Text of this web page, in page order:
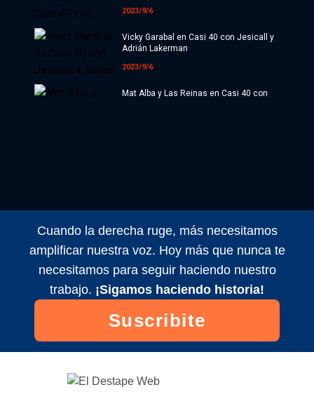
#ATR
Internacionales
Investigaciones
Opinión
Tecnología
Espectáculos
Últimas Noticias
2023/9/6
Vicky Garabal en Casi 40 con Jesicall y
Adrián Lakerman
2023/9/6
Mat Alba y Las Reinas en Casi 40 con
2023/8/5
Duclós Sibue | Casi 40 con Jesicall y
Adrián Lakerman
2023/8/2
Cuando la derecha ruge, más necesitamos
amplificar nuestra voz. Hoy más que nunca te
necesitamos para seguir haciendo nuestro
trabajo. ¡Sigamos haciendo historia!
Suscribite